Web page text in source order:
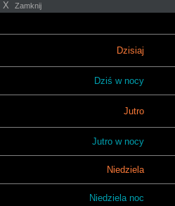
X Zamknij
Dzisiaj
Dziś w nocy
Jutro
Jutro w nocy
Niedziela
Niedziela noc